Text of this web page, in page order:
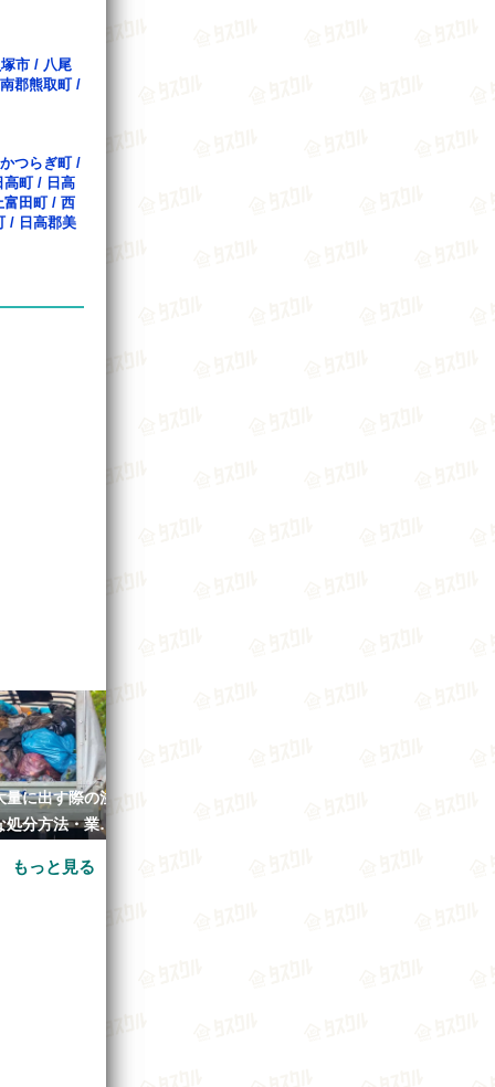
市 / 八尾
郡熊取町/
つらぎ町/
高町/ 日高
富田町/ 西
/ 日高郡美
に出す際の注
分方法・業者
もっと見る